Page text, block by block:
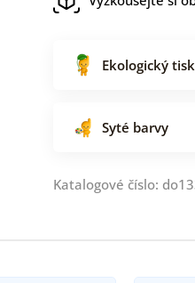
Ekologický tisk
Syté barvy
Katalogové číslo: